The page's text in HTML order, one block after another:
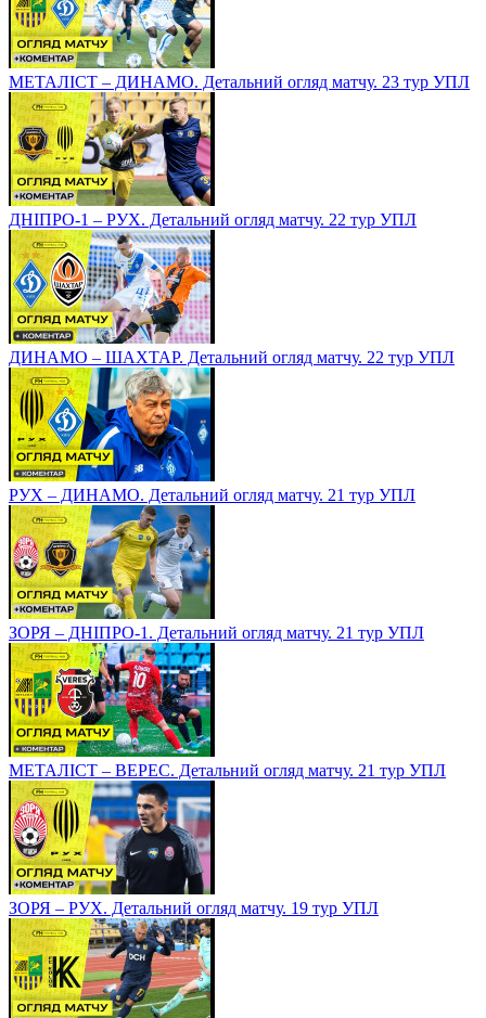
МЕТАЛІСТ – ДИНАМО. Детальний огляд матчу. 23 тур УПЛ
ДНІПРО-1 – РУХ. Детальний огляд матчу. 22 тур УПЛ
ДИНАМО – ШАХТАР. Детальний огляд матчу. 22 тур УПЛ
РУХ – ДИНАМО. Детальний огляд матчу. 21 тур УПЛ
ЗОРЯ – ДНІПРО-1. Детальний огляд матчу. 21 тур УПЛ
МЕТАЛІСТ – ВЕРЕС. Детальний огляд матчу. 21 тур УПЛ
ЗОРЯ – РУХ. Детальний огляд матчу. 19 тур УПЛ